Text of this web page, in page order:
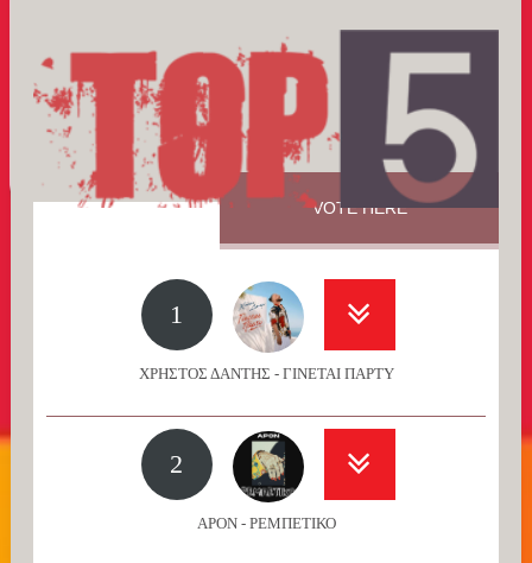
VOTE HERE
1
ΧΡΗΣΤΟΣ ΔΑΝΤΗΣ - ΓΙΝΕΤΑΙ ΠΑΡΤΥ
2
APON - ΡΕΜΠΕΤΙΚΟ